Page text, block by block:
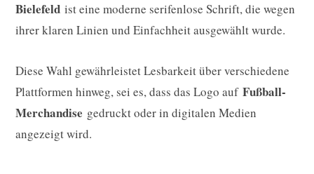
Bielefeld ist eine moderne serifenlose Schrift, die wegen
ihrer klaren Linien und Einfachheit ausgewählt wurde.
Diese Wahl gewährleistet Lesbarkeit über verschiedene
Plattformen hinweg, sei es, dass das Logo auf Fußball-
Merchandise gedruckt oder in digitalen Medien
angezeigt wird.